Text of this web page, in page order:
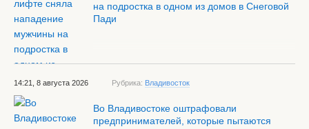
на подростка в одном из домов в Снеговой
Пади
14:21, 8 августа 2026 Рубрика: Владивосток
Во Владивостоке оштрафовали
предпринимателей, которые пытаются